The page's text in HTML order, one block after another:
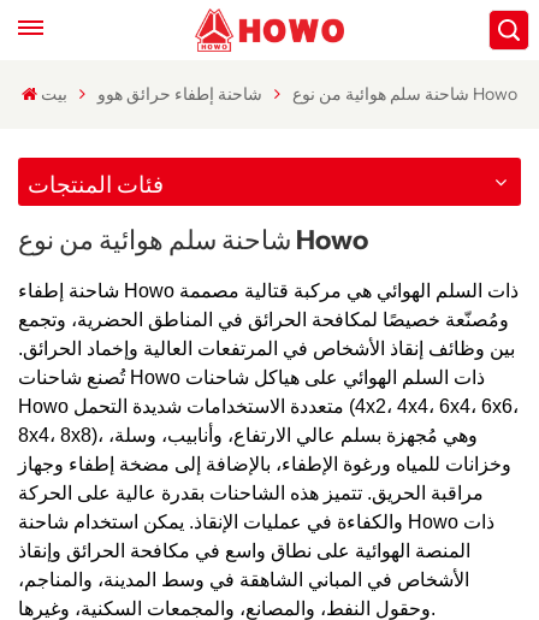
بيت شاحنة إطفاء حرائق هوو شاحنة سلم هوائية من نوع Howo
فئات المنتجات
شاحنة سلم هوائية من نوع Howo
شاحنة إطفاء Howo ذات السلم الهوائي هي مركبة قتالية مصممة
ومُصنّعة خصيصًا لمكافحة الحرائق في المناطق الحضرية، وتجمع
بين وظائف إنقاذ الأشخاص في المرتفعات العالية وإخماد الحرائق.
تُصنع شاحنات Howo ذات السلم الهوائي على هياكل شاحنات
Howo متعددة الاستخدامات شديدة التحمل (4x2، 4x4، 6x4، 6x6،
8x4، 8x8)، وهي مُجهزة بسلم عالي الارتفاع، وأنابيب، وسلة،
وخزانات للمياه ورغوة الإطفاء، بالإضافة إلى مضخة إطفاء وجهاز
مراقبة الحريق. تتميز هذه الشاحنات بقدرة عالية على الحركة
والكفاءة في عمليات الإنقاذ. يمكن استخدام شاحنة Howo ذات
المنصة الهوائية على نطاق واسع في مكافحة الحرائق وإنقاذ
الأشخاص في المباني الشاهقة في وسط المدينة، والمناجم،
وحقول النفط، والمصانع، والمجمعات السكنية، وغيرها.